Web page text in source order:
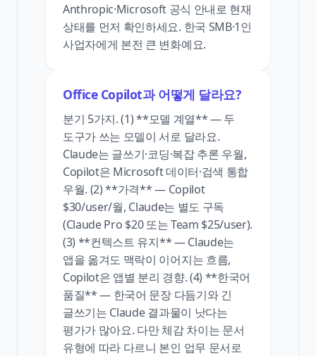
Anthropic·Microsoft 공식 안내로 현재
상태를 먼저 확인하세요. 한국 SMB·1인
사업자에게 본전 큰 변화예요.
Office Copilot과 어떻게 달라요?
분기 5가지. (1) **모델 계열** — 두
도구가 쓰는 모델이 서로 달라요.
Claude는 글쓰기·코딩·복잡 추론 우월,
Copilot은 Microsoft 데이터·검색 통합
우월. (2) **가격** — Copilot
$30/user/월, Claude는 별도 구독
(Claude Pro $20 또는 Team $25/user).
(3) **컨텍스트 유지** — Claude는
앱을 옮겨도 맥락이 이어지는 흐름,
Copilot은 앱별 분리 경향. (4) **한국어
품질** — 한국어 문장 다듬기와 긴
글쓰기는 Claude 결과물이 낫다는
평가가 많아요. 다만 체감 차이는 문서
유형에 따라 다르니 본인 업무 문서로